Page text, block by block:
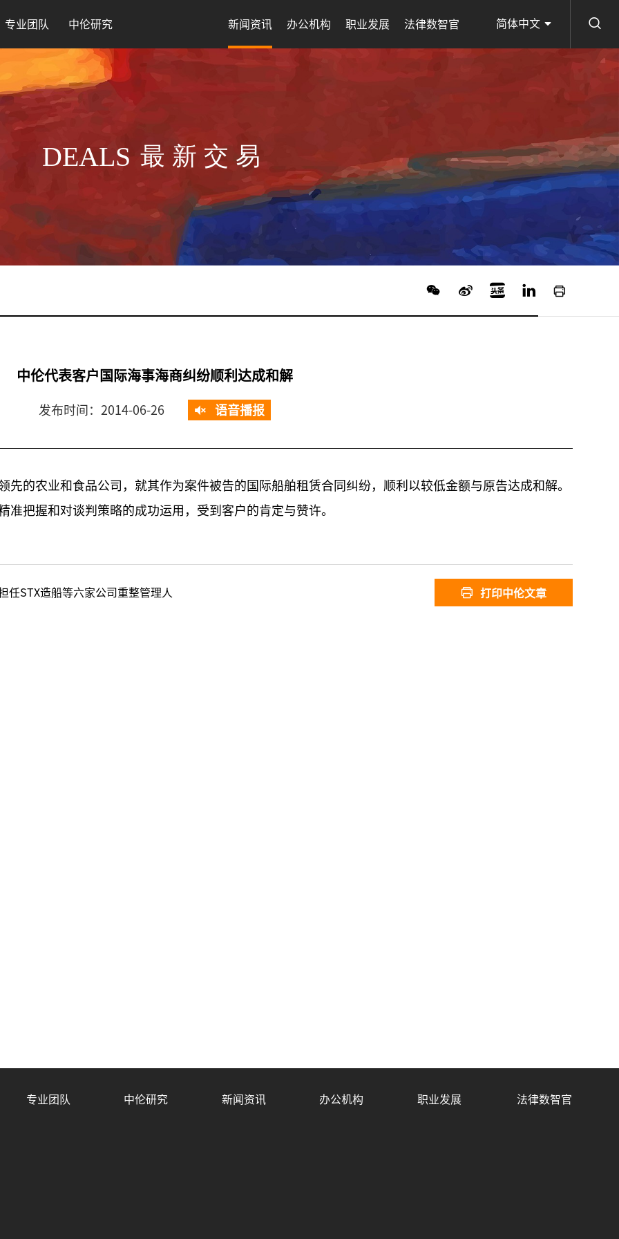
专业团队 中伦研究 新闻资讯 办公机构 职业发展 法律数智官 简体中文
DEALS 最新交易
中伦代表客户国际海事海商纠纷顺利达成和解
发布时间：2014-06-26 语音播报
的农业和食品公司，就其作为案件被告的国际船舶租赁合同纠纷，顺利以较低金额与原告达成和解。
把握和对谈判策略的成功运用，受到客户的肯定与赞许。
任STX造船等六家公司重整管理人 打印中伦文章
专业团队 中伦研究 新闻资讯 办公机构 职业发展 法律数智官